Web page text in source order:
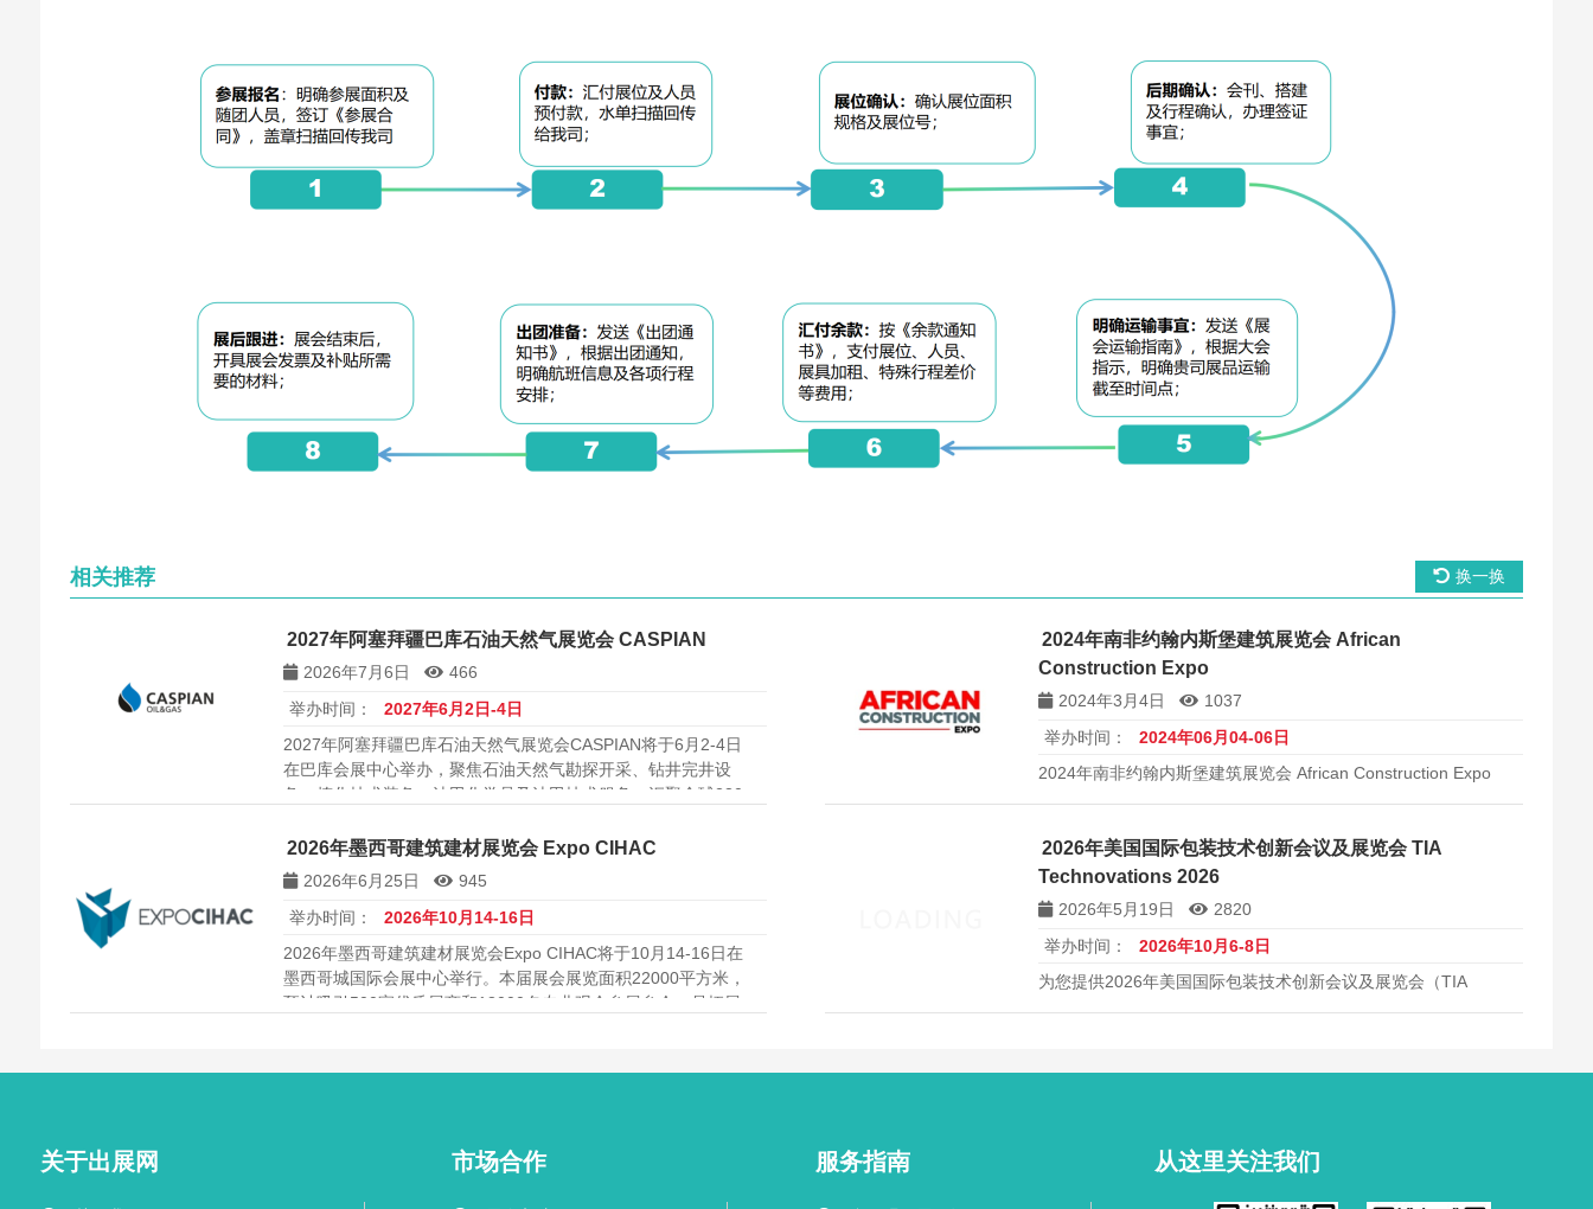
相关推荐 换一换
2027年阿塞拜疆巴库石油天然气展览会 CASPIAN
2026年7月6日
466
举办时间：
2027年6月2日-4日
2027年阿塞拜疆巴库石油天然气展览会CASPIAN将于6月2-4日
在巴库会展中心举办，聚焦石油天然气勘探开采、钻井完井设
备、炼化技术装备、油田化学品及油田技术服务，汇聚全球230
度盛会。
2024年南非约翰内斯堡建筑展览会 African
Construction Expo
2024年3月4日
1037
举办时间：
2024年06月04-06日
2024年南非约翰内斯堡建筑展览会 African Construction Expo
2026年墨西哥建筑建材展览会 Expo CIHAC
2026年6月25日
945
举办时间：
2026年10月14-16日
2026年墨西哥建筑建材展览会Expo CIHAC将于10月14-16日在
墨西哥城国际会展中心举行。本届展会展览面积22000平方米，
预计吸引500家优质展商和18000名专业观众参展参会，是拓展
2026年美国国际包装技术创新会议及展览会 TIA
Technovations 2026
2026年5月19日
2820
举办时间：
2026年10月6-8日
为您提供2026年美国国际包装技术创新会议及展览会（TIA
关于出展网 市场合作 服务指南 从这里关注我们